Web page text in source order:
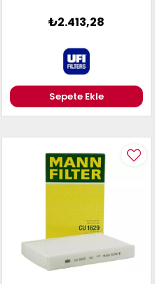
₺2.413,28
Sepete Ekle